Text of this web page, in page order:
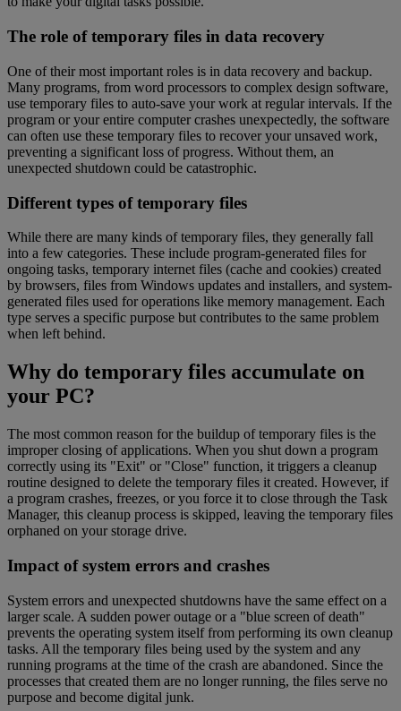
The role of temporary files in data recovery
One of their most important roles is in data recovery and backup.
Many programs, from word processors to complex design software,
use temporary files to auto-save your work at regular intervals. If the
program or your entire computer crashes unexpectedly, the software
can often use these temporary files to recover your unsaved work,
preventing a significant loss of progress. Without them, an
unexpected shutdown could be catastrophic.
Different types of temporary files
While there are many kinds of temporary files, they generally fall
into a few categories. These include program-generated files for
ongoing tasks, temporary internet files (cache and cookies) created
by browsers, files from Windows updates and installers, and system-
generated files used for operations like memory management. Each
type serves a specific purpose but contributes to the same problem
when left behind.
Why do temporary files accumulate on
your PC?
The most common reason for the buildup of temporary files is the
improper closing of applications. When you shut down a program
correctly using its "Exit" or "Close" function, it triggers a cleanup
routine designed to delete the temporary files it created. However, if
a program crashes, freezes, or you force it to close through the Task
Manager, this cleanup process is skipped, leaving the temporary files
orphaned on your storage drive.
Impact of system errors and crashes
System errors and unexpected shutdowns have the same effect on a
larger scale. A sudden power outage or a "blue screen of death"
prevents the operating system itself from performing its own cleanup
tasks. All the temporary files being used by the system and any
running programs at the time of the crash are abandoned. Since the
processes that created them are no longer running, the files serve no
purpose and become digital junk.